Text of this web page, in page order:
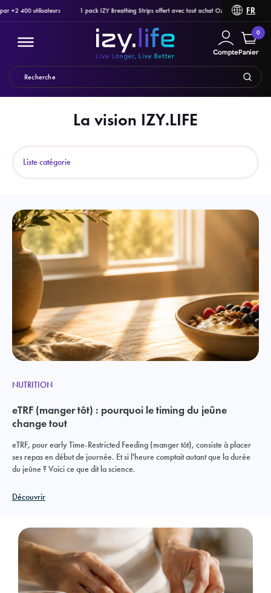
utilisateurs 1 pack IZY Breathing Strips offert avec tout achat Ozlo Sleepbuds, Pulsetto
FR
Compte
0
Panier
La vision IZY.LIFE
Liste catégorie
NUTRITION
eTRF (manger tôt) : pourquoi le timing du jeûne
change tout
eTRF, pour early Time-Restricted Feeding (manger tôt), consiste à placer
ses repas en début de journée. Et si l'heure comptait autant que la durée
du jeûne ? Voici ce que dit la science.
Découvrir